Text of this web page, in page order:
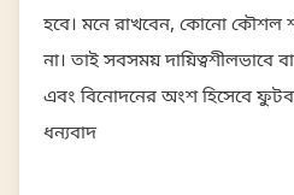
হবে। মনে রাখবেন, কোনো কৌশল
না। তাই সবসময় দায়িত্বশীলভাবে
এবং বিনোদনের অংশ হিসেবে
ধন্যবাদ